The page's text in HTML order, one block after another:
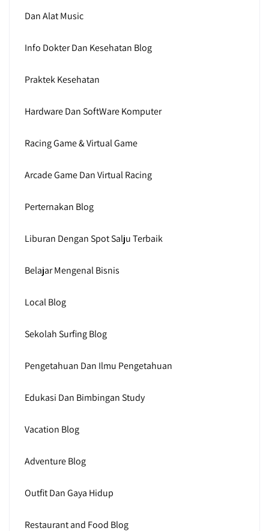
Dan Alat Music
Info Dokter Dan Kesehatan Blog
Praktek Kesehatan
Hardware Dan SoftWare Komputer
Racing Game & Virtual Game
Arcade Game Dan Virtual Racing
Perternakan Blog
Liburan Dengan Spot Salju Terbaik
Belajar Mengenal Bisnis
Local Blog
Sekolah Surfing Blog
Pengetahuan Dan Ilmu Pengetahuan
Edukasi Dan Bimbingan Study
Vacation Blog
Adventure Blog
Outfit Dan Gaya Hidup
Restaurant and Food Blog